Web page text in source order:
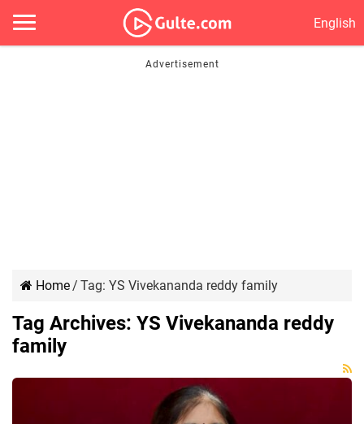
English
Home/ Tag: YS Vivekananda reddy family
Tag Archives: YS Vivekananda reddy
family